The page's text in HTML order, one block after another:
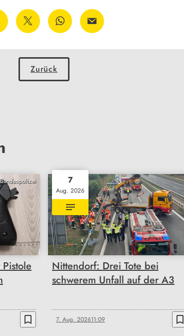
Zurück
Bundespolizei
bookmark_border
7
Aug. 2026
Nittendorf: Drei Tote bei
schwerem Unfall auf der A3
7. Aug. 202611:09 bookmark_border